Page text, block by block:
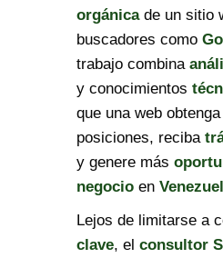
orgánicade un sitio
buscadores como
trabajo combina
y conocimientos
que una web
posiciones, reciba
y genere más
negocio en
Lejos de limitarse a
clave, el consultor